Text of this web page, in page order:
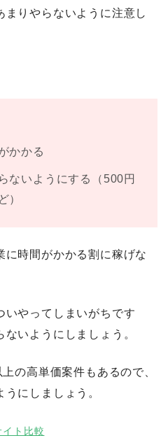
まりやらないように注意し
かかる
ないようにする（500円
）
に時間がかかる割に稼げな
いやってしまいがちです
いようにしましょう。
の高単価案件もあるので、
にしましょう。
ト比較